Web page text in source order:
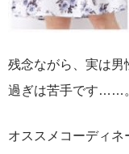
残念ながら、実は男
過ぎは苦手です……
オススメコーディネ